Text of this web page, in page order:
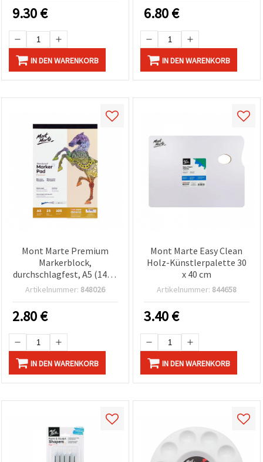
9.30€
IN DEN WARENKORB
& wasserbasierte Marker,
Illustration, Manga,
Design & Skizzen
6.80€
IN DEN WARENKORB
Mont Marte Premium
Markerblock,
durchschlagfest, A5 (148 x
210 mm), 105 g/m², 25
Markerpapier für
alkoholbasierte Marker,
Skizzen & Illustrationen
Artikelnummer: 848026
2.80€
IN DEN WARENKORB
Mont Marte Easy Clean
Holz-Künstlerpalette 30
x 40 cm
Artikelnummer: 844658
3.40€
IN DEN WARENKORB